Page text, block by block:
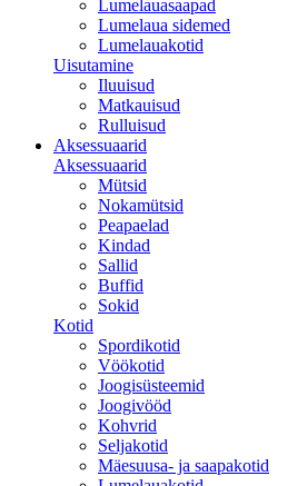
Lumelauasaapad
Lumelaua sidemed
Lumelauakotid
Uisutamine
Iluuisud
Matkauisud
Rulluisud
Aksessuaarid
Aksessuaarid
Mütsid
Nokamütsid
Peapaelad
Kindad
Sallid
Buffid
Sokid
Kotid
Spordikotid
Vöökotid
Joogisüsteemid
Joogivööd
Kohvrid
Seljakotid
Mäesuusa- ja saapakotid